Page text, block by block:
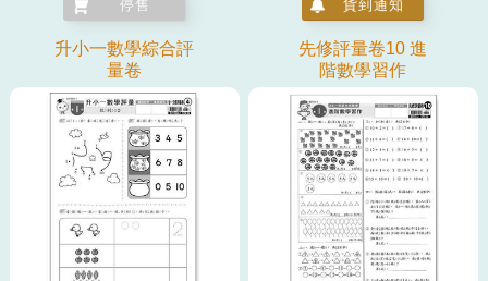
停售 貨到通知
升小一數學綜合評
量卷
先修評量卷10 進
階數學習作